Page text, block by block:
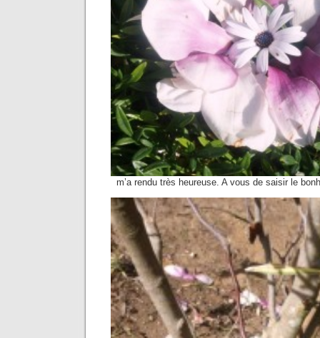
m’a rendu très heureuse. A vous de saisir le